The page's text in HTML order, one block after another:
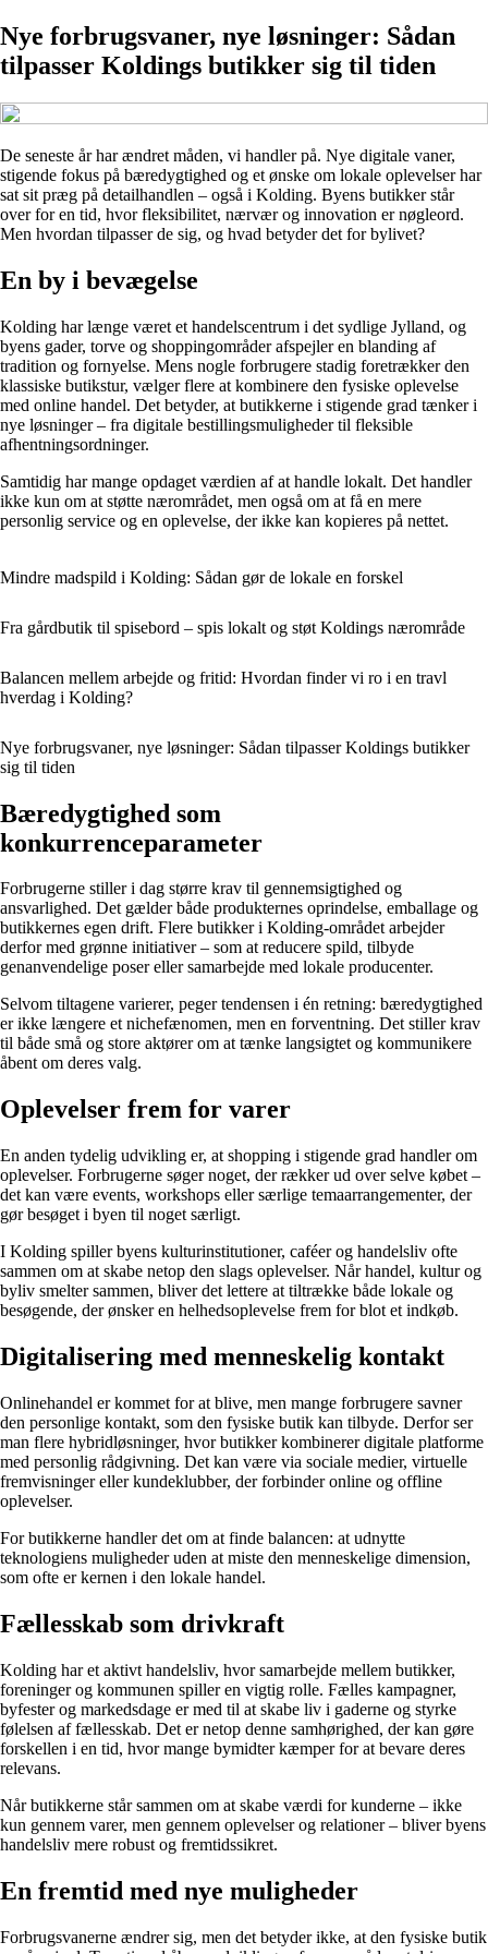
Nye forbrugsvaner, nye løsninger: Sådan
tilpasser Koldings butikker sig til tiden
De seneste år har ændret måden, vi handler på. Nye digitale vaner,
stigende fokus på bæredygtighed og et ønske om lokale oplevelser har
sat sit præg på detailhandlen – også i Kolding. Byens butikker står
over for en tid, hvor fleksibilitet, nærvær og innovation er nøgleord.
Men hvordan tilpasser de sig, og hvad betyder det for bylivet?
En by i bevægelse
Kolding har længe været et handelscentrum i det sydlige Jylland, og
byens gader, torve og shoppingområder afspejler en blanding af
tradition og fornyelse. Mens nogle forbrugere stadig foretrækker den
klassiske butikstur, vælger flere at kombinere den fysiske oplevelse
med online handel. Det betyder, at butikkerne i stigende grad tænker i
nye løsninger – fra digitale bestillingsmuligheder til fleksible
afhentningsordninger.
Samtidig har mange opdaget værdien af at handle lokalt. Det handler
ikke kun om at støtte nærområdet, men også om at få en mere
personlig service og en oplevelse, der ikke kan kopieres på nettet.
Mindre madspild i Kolding: Sådan gør de lokale en forskel
Fra gårdbutik til spisebord – spis lokalt og støt Koldings nærområde
Balancen mellem arbejde og fritid: Hvordan finder vi ro i en travl
hverdag i Kolding?
Nye forbrugsvaner, nye løsninger: Sådan tilpasser Koldings butikker
sig til tiden
Bæredygtighed som
konkurrenceparameter
Forbrugerne stiller i dag større krav til gennemsigtighed og
ansvarlighed. Det gælder både produkternes oprindelse, emballage og
butikkernes egen drift. Flere butikker i Kolding-området arbejder
derfor med grønne initiativer – som at reducere spild, tilbyde
genanvendelige poser eller samarbejde med lokale producenter.
Selvom tiltagene varierer, peger tendensen i én retning: bæredygtighed
er ikke længere et nichefænomen, men en forventning. Det stiller krav
til både små og store aktører om at tænke langsigtet og kommunikere
åbent om deres valg.
Oplevelser frem for varer
En anden tydelig udvikling er, at shopping i stigende grad handler om
oplevelser. Forbrugerne søger noget, der rækker ud over selve købet –
det kan være events, workshops eller særlige temaarrangementer, der
gør besøget i byen til noget særligt.
I Kolding spiller byens kulturinstitutioner, caféer og handelsliv ofte
sammen om at skabe netop den slags oplevelser. Når handel, kultur og
byliv smelter sammen, bliver det lettere at tiltrække både lokale og
besøgende, der ønsker en helhedsoplevelse frem for blot et indkøb.
Digitalisering med menneskelig kontakt
Onlinehandel er kommet for at blive, men mange forbrugere savner
den personlige kontakt, som den fysiske butik kan tilbyde. Derfor ser
man flere hybridløsninger, hvor butikker kombinerer digitale platforme
med personlig rådgivning. Det kan være via sociale medier, virtuelle
fremvisninger eller kundeklubber, der forbinder online og offline
oplevelser.
For butikkerne handler det om at finde balancen: at udnytte
teknologiens muligheder uden at miste den menneskelige dimension,
som ofte er kernen i den lokale handel.
Fællesskab som drivkraft
Kolding har et aktivt handelsliv, hvor samarbejde mellem butikker,
foreninger og kommunen spiller en vigtig rolle. Fælles kampagner,
byfester og markedsdage er med til at skabe liv i gaderne og styrke
følelsen af fællesskab. Det er netop denne samhørighed, der kan gøre
forskellen i en tid, hvor mange bymidter kæmper for at bevare deres
relevans.
Når butikkerne står sammen om at skabe værdi for kunderne – ikke
kun gennem varer, men gennem oplevelser og relationer – bliver byens
handelsliv mere robust og fremtidssikret.
En fremtid med nye muligheder
Forbrugsvanerne ændrer sig, men det betyder ikke, at den fysiske butik